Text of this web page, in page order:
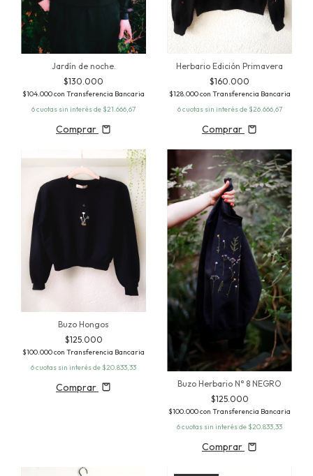
Jardín de noche.
$130.000
$104.000con Transferencia Bancaria
6cuotas sin interés de $21.666,67
Comprar
Herbario Edición Primavera
$160.000
$128.000con Transferencia Bancaria
6cuotas sin interés de $26.666,67
Comprar
Buzo Hongos
$125.000
$100.000con Transferencia Bancaria
6cuotas sin interés de $20.833,33
Comprar
Buzo Herbario N° 8 NEGRO
$125.000
$100.000con Transferencia Bancaria
6cuotas sin interés de $20.833,33
Comprar